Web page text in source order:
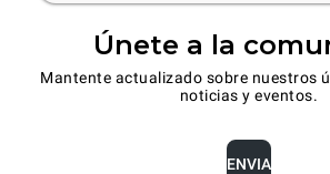
Únete a la
Mantente actualizado sobre nuestros
noticias y eventos.
ENVIA